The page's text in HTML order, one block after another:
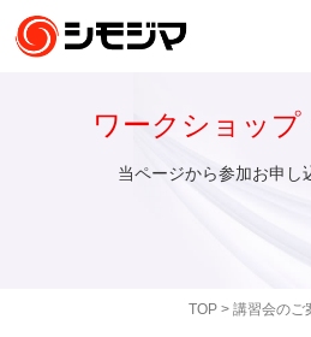
TOP> 講習会のご
ワークショップ
当ページから参加お申し